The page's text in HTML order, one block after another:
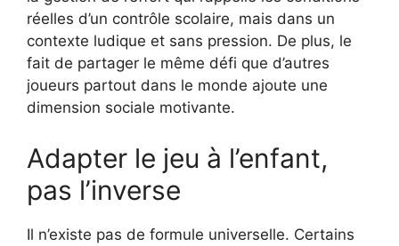
réelles d’un contrôle scolaire, mais dans un
contexte ludique et sans pression. De plus, le
fait de partager le même défi que d’autres
joueurs partout dans le monde ajoute une
dimension sociale motivante.
Adapter le jeu à l’enfant,
pas l’inverse
Il n’existe pas de formule universelle. Certains